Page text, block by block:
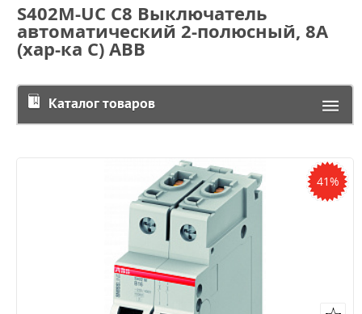
S402M-UC C8 Выключатель
автоматический 2-полюсный, 8A
(хар-ка С) ABB
Каталог товаров
41%